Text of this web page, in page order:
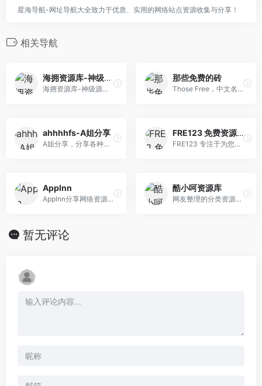
星海导航-网址导航大全致力于优质、实用的网络站点资源收集与分享！
相关导航
海拥资源库-神级源码资源网
海拥资源库-神级源码资源网站...
那些免费的砖
Those Free，中文名称“那些免费的砖”，是一个致力于发现互联网免费可商用资源的网站，涵盖设计、前端开发和生产里应用软件等领域，并提供免费字体下载、免费软件下载。是设计师、前端开 发工程师以及媒体工作者特别喜欢的网站。
ahhhhfs-A姐分享
A姐分享，分享各种网络云盘资源、视频课程、BT种子、磁力链接、高清电影电视剧和羊毛福利，收集各种有趣实用的软件和APP的下载、安装、使用方法，发现一些稀奇古怪的的网站
FRE123 免费资源共享平台
FRE123 专注于为您提供各种免费优质资源，包括影视资源、动漫番剧、软件工具等。无论您在寻找哪种资源，我们都将尽力为您提供，为您的学习或工作助力
Applnn
Applnn分享网络资源,视频课程,下载链接,AI工具,BT种子,磁力链接,AI工具,羊毛福利和提供软件和APP下载安装指南,探索新奇网站,分享实用教程,关注科
酷小呵资源库
网友整理的分类资源收集库
暂无评论